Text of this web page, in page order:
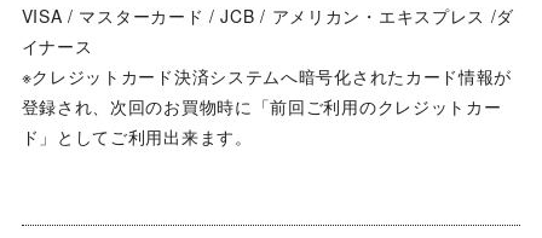
VISA / マスターカード / JCB / アメリカン・エキスプレス /ダ
イナース
※クレジットカード決済システムへ暗号化されたカード情報が
登録され、次回のお買物時に「前回ご利用のクレジットカー
ド」としてご利用出来ます。